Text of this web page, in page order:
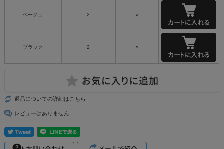
ベージュ 2 ○
ブラック 2 ○
返品についての詳細はこちら
レビューはありません